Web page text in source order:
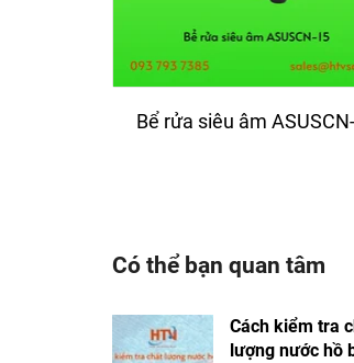
Bể rửa siêu âm
Có thể bạn quan tâm
Cách kiểm tra
lượng nước hồ